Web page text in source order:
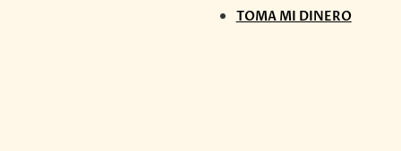
TOMA MI DINERO